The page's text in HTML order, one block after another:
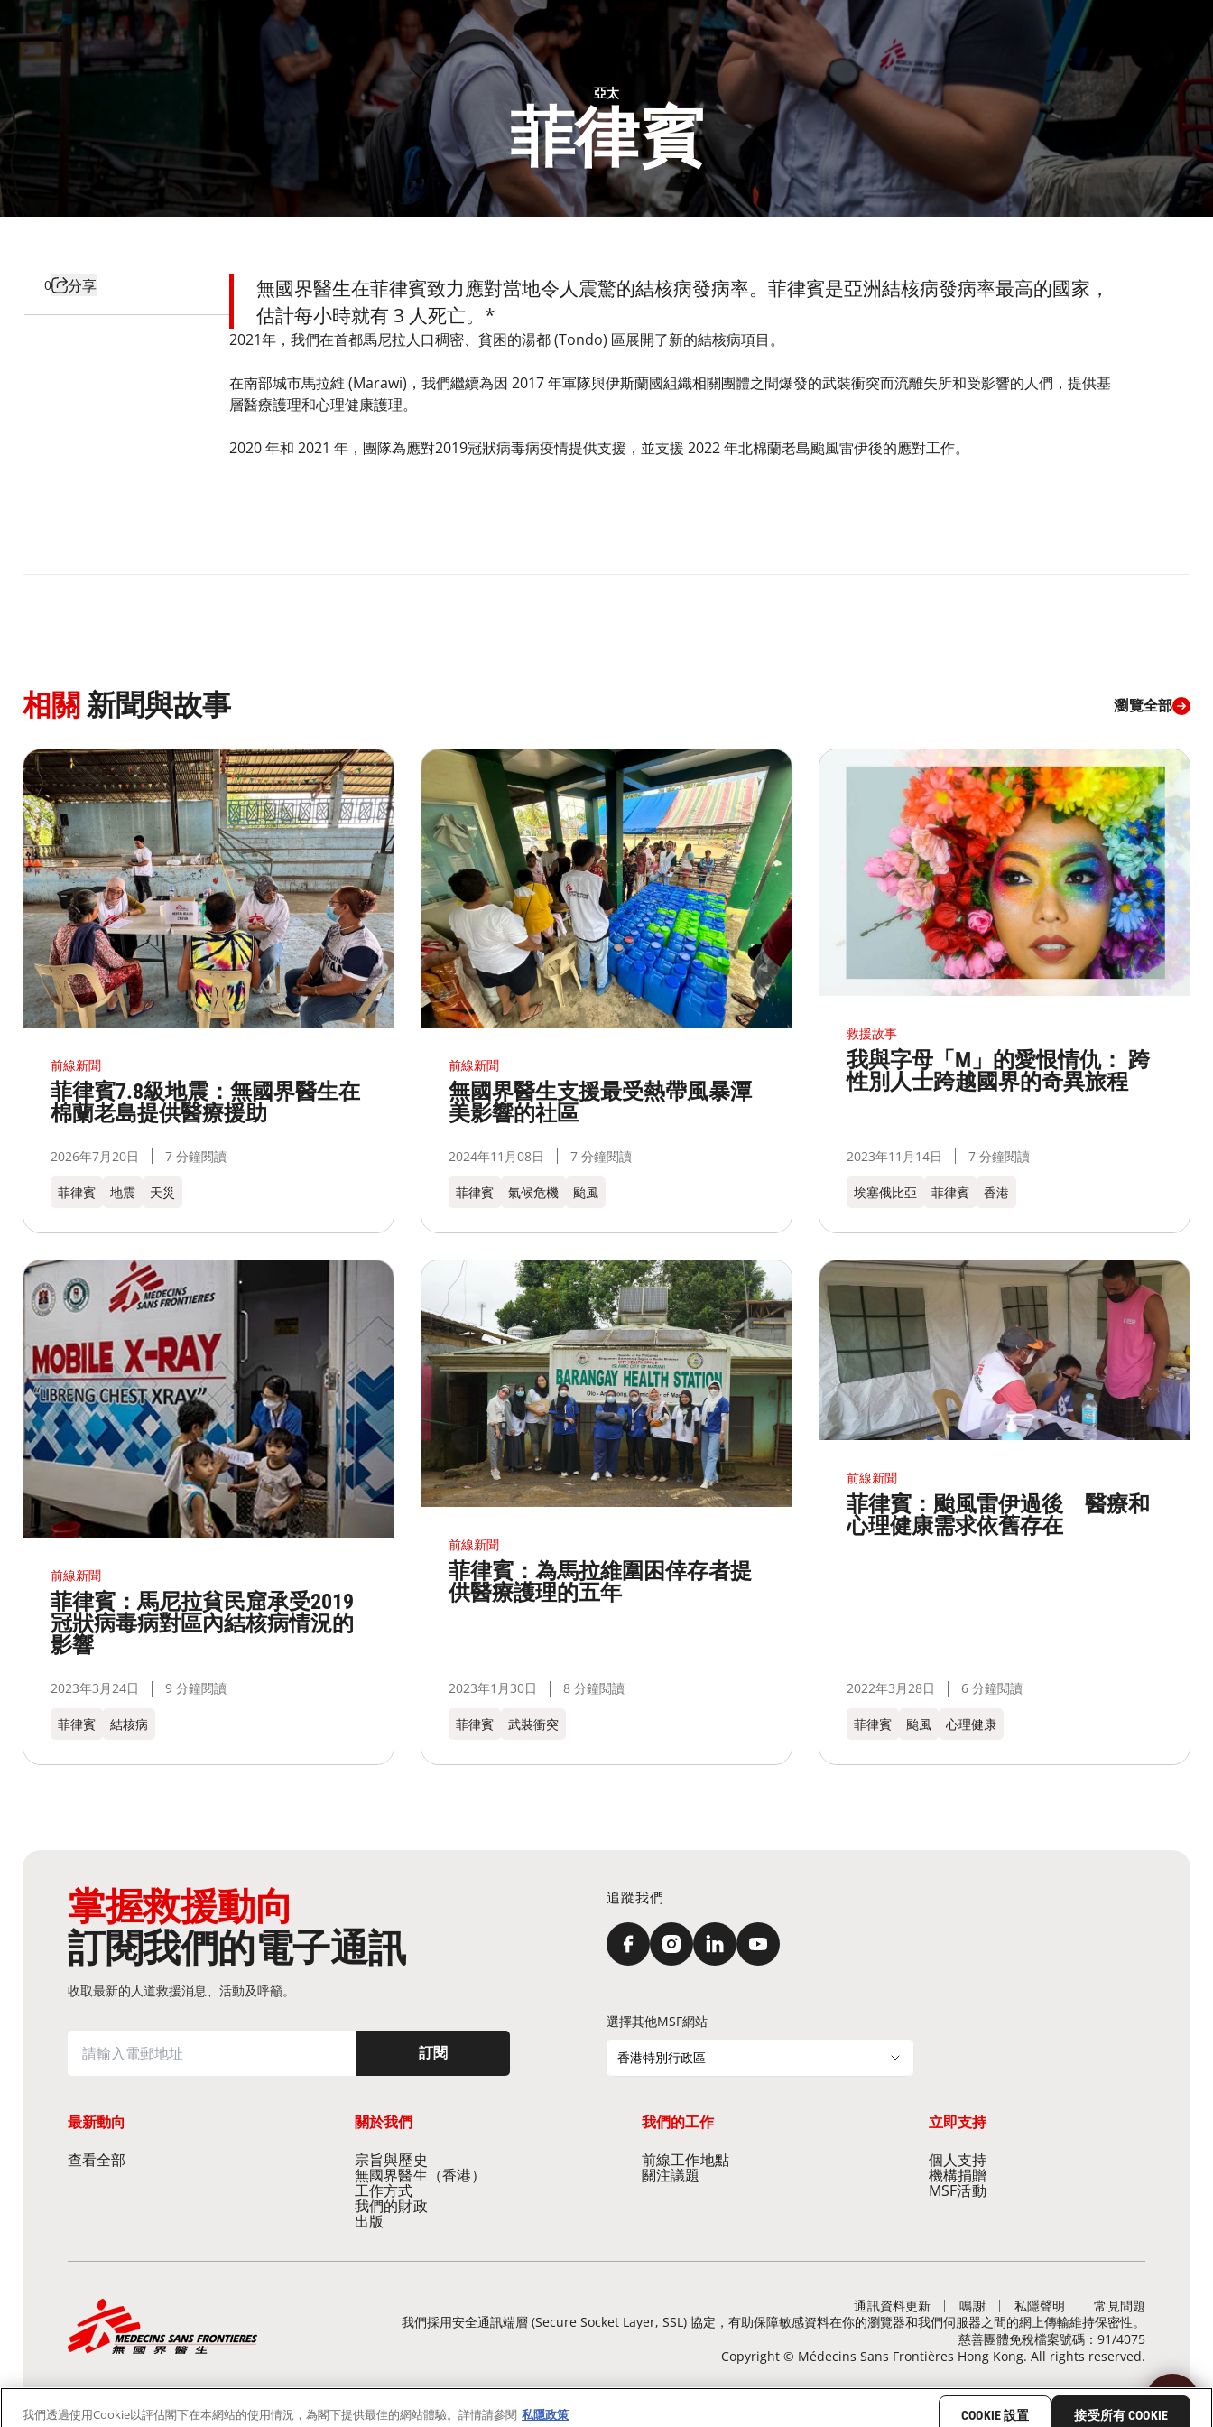
亞太
菲律賓
0 分享
無國界醫生在菲律賓致力應對當地令人震驚的結核病發病率。菲律賓是亞洲結核病發病率最高的國家，
估計每小時就有 3 人死亡。*
2021年，我們在首都馬尼拉人口稠密、貧困的湯都 (Tondo) 區展開了新的結核病項目。​
在南部城市馬拉維 (Marawi)，我們繼續為因 2017 年軍隊與伊斯蘭國組織相關團體之間爆發的武裝衝突而流離失所和受影響的人們，提供基
層醫療護理和心理健康護理。​
2020 年和 2021 年，團隊為應對2019冠狀病毒病疫情提供支援，並支援 2022 年北棉蘭老島颱風雷伊後的應對工作。
相關 新聞與故事 瀏覽全部
前線新聞
菲律賓7.8級地震：無國界醫生在
棉蘭老島提供醫療援助
2026年7月20日 7 分鐘閱讀
菲律賓 地震 天災
前線新聞
無國界醫生支援最受熱帶風暴潭
美影響的社區
2024年11月08日 7 分鐘閱讀
菲律賓 氣候危機 颱風
救援故事
我與字母「M」的愛恨情仇： 跨
性別人士跨越國界的奇異旅程
2023年11月14日 7 分鐘閱讀
埃塞俄比亞 菲律賓 香港
前線新聞
菲律賓：馬尼拉貧民窟承受2019
冠狀病毒病對區內結核病情況的
影響
2023年3月24日 9 分鐘閱讀
菲律賓 結核病
前線新聞
菲律賓：為馬拉維圍困倖存者提
供醫療護理的五年
2023年1月30日 8 分鐘閱讀
菲律賓 武裝衝突
前線新聞
菲律賓：颱風雷伊過後 醫療和
心理健康需求依舊存在
2022年3月28日 6 分鐘閱讀
菲律賓 颱風 心理健康
掌握救援動向
訂閱我們的電子通訊
收取最新的人道救援消息、活動及呼籲。
訂閱
追蹤我們
選擇其他MSF網站
香港特別行政區
最新動向
查看全部
關於我們
宗旨與歷史​
無國界醫生（香港）​
工作方式
我們的財政
出版
我們的工作
前線工作地點​
關注議題
立即支持
個人支持
機構捐贈
MSF活動
通訊資料更新 鳴謝 私隱聲明
常見問題
我們採用安全通訊端層 (Secure Socket Layer, SSL) 協定，有助保障敏感資料在你的瀏覽器和我們伺服器之間的網上傳輸維持保密性。
慈善團體免稅檔案號碼：91/4075
Copyright © Médecins Sans Frontières Hong Kong. All rights reserved.
我們透過使用Cookie以評估閣下在本網站的使用情況，為閣下提供最佳的網站體驗。詳情請參閱 私隱政策 COOKIE 設置 接受所有 COOKIE